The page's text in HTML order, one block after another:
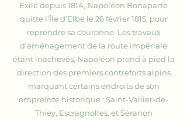
Exilé depuis 1814, Napoléon Bonaparte
quitte l’Île d’Elbe le 26 février 1815, pour
reprendre sa couronne. Les travaux
d’aménagement de la route impériale
étant inachevés, Napoléon prend à pied la
direction des premiers contreforts alpins
marquant certains endroits de son
empreinte historique : Saint-Vallier-de-
Thiey, Escragnolles, et Séranon